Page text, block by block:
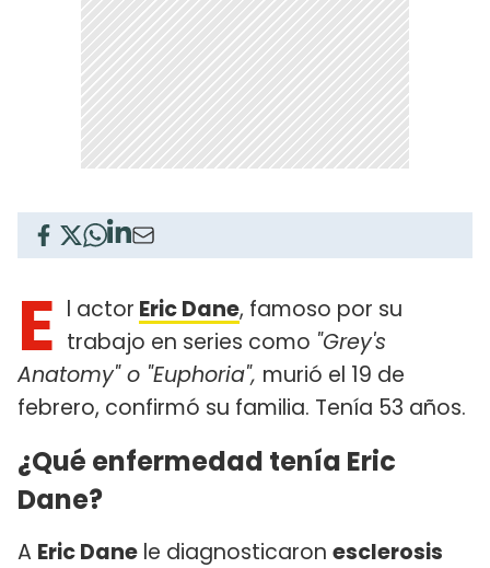
E l actor Eric Dane, famoso por su
trabajo en series como "Grey's
Anatomy" o "Euphoria", murió el 19 de
febrero, confirmó su familia. Tenía 53 años.
¿Qué enfermedad tenía Eric
Dane?
A Eric Dane le diagnosticaron esclerosis